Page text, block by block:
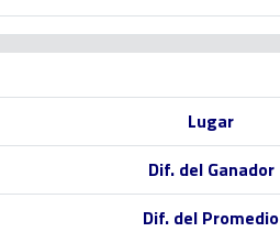
Lugar
Dif. del Ganador
Dif. del Promedio